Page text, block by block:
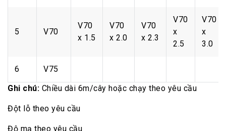
5 V70
V70
x 1.5
V70
x 2.0
V70
x 2.3
V70
x
2.5
V70
x
3.0
6
V75
Ghi chú: Chiều dài 6m/cây hoặc chạy theo yêu cầu
Đột lỗ theo yêu cầu
Độ mạ theo yêu cầu